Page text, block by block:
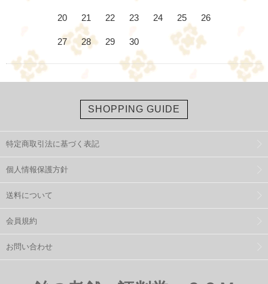
20 21 22 23 24 25 26
27 28 29 30
SHOPPING GUIDE
特定商取引法に基づく表記
個人情報保護方針
送料について
会員規約
お問い合わせ